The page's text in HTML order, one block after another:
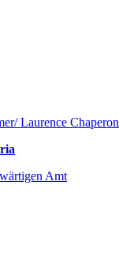
Laurence Chaperon
Amt